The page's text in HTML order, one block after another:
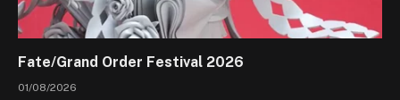
Fate/Grand Order Festival 2026
01/08/2026